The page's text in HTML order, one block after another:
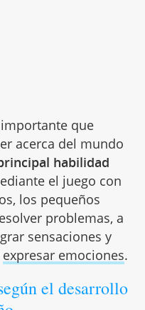
que
acerca del mundo
habilidad
el juego con
los pequeños
problemas, a
sensaciones y
expresar emociones.
el desarrollo